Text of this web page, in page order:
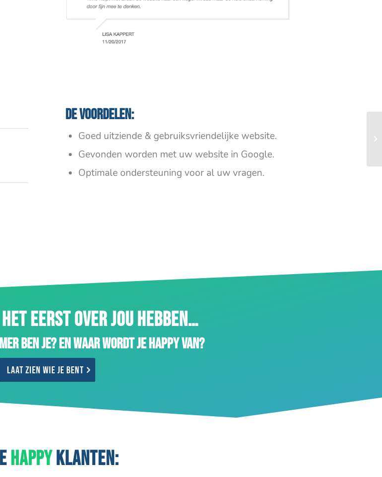
De voordelen:
Goed uitziende & gebruiksvriendelijke website.
Gevonden worden met uw website in Google.
Optimale ondersteuning voor al uw vragen.
EERST OVER JOU HEBBEN…
ben je? En waar wordt je happy van?
Laat zien wie je bent
HAPPYKLANTEN: